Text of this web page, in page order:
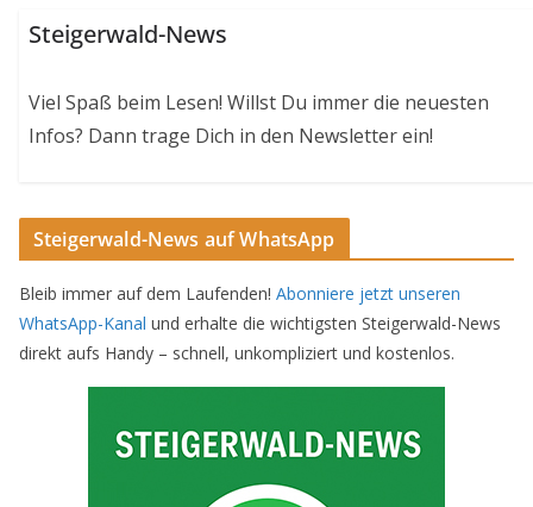
Steigerwald-News
Viel Spaß beim Lesen! Willst Du immer die neuesten
Infos? Dann trage Dich in den Newsletter ein!
Steigerwald-News auf WhatsApp
Bleib immer auf dem Laufenden! Abonniere jetzt unseren
WhatsApp-Kanal und erhalte die wichtigsten Steigerwald-News
direkt aufs Handy – schnell, unkompliziert und kostenlos.